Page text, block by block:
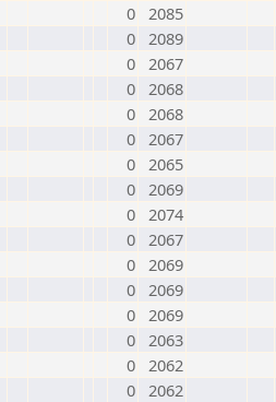
0 2085
0 2089
0 2067
0 2068
0 2068
0 2067
0 2065
0 2069
0 2074
0 2067
0 2069
0 2069
0 2069
0 2063
0 2062
0 2062